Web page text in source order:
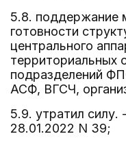
5.8. поддержание
готовности
центрального
подразделений
АСФ, ВГСЧ,
5.9. утратил
28.01.2022 N 39;